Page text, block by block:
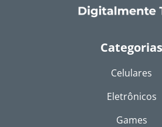
Categorias
Celulares
Eletrônicos
Games